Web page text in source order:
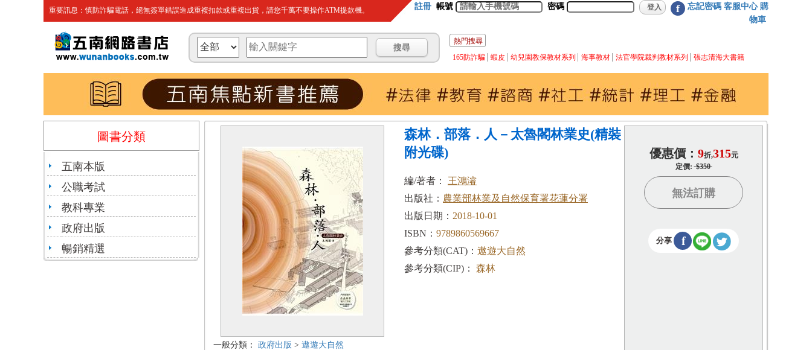
重要訊息：慎防詐騙電話，絕無簽單錯誤造成重複扣款或重複出貨，請您千萬不要操作ATM提款機。 註冊 帳號 密碼 f 忘記密碼 客服中心 購
物車
熱門搜尋
165防詐騙
蝦皮 幼兒園教保教材系列 海事教材 法官學院裁判教材系列 張志清海大書籍
圖書分類
五南本版
公職考試
教科專業
政府出版
暢銷精選
一般分類： 政府出版 > 遨遊大自然
森林．部落．人－太魯閣林業史(精裝
附光碟)
編/著者： 王鴻濬
出版社： 農業部林業及自然保育署花蓮分署
出版日期： 2018-10-01
ISBN： 9789860569667
參考分類(CAT)： 遨遊大自然
參考分類(CIP)：
森林
優惠價： 9折,315元
定價:$350
無法訂購
分享 f